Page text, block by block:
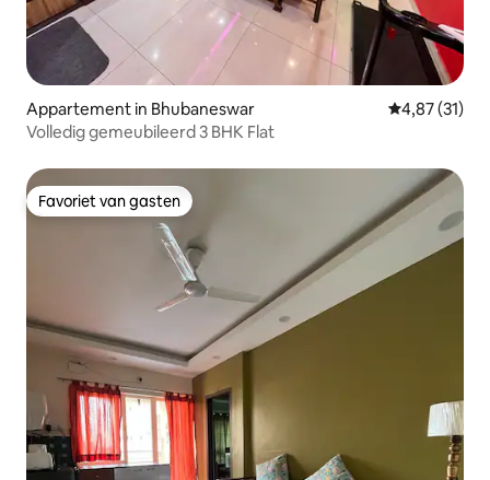
Appartement in Bhubaneswar Gemiddelde
4,87 (31)
Volledig gemeubileerd 3 BHK Flat
Favoriet van gasten
Favoriet van gasten